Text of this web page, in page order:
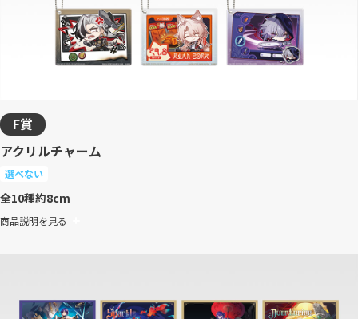
F賞
アクリルチャーム
選べない
全10種約8cm
商品説明を見る